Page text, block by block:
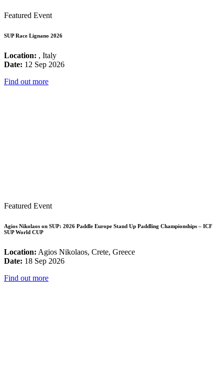
Featured Event
SUP Race Lignano 2026
Location: , Italy
Date: 12 Sep 2026
Find out more
Featured Event
Agios Nikolaos on SUP: 2026 Paddle Europe Stand Up Paddling Championships – ICF
SUP World CUP
Location: Agios Nikolaos, Crete, Greece
Date: 18 Sep 2026
Find out more